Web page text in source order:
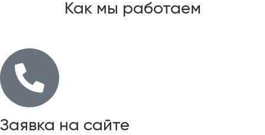
Как мы работаем
Заявка на сайте